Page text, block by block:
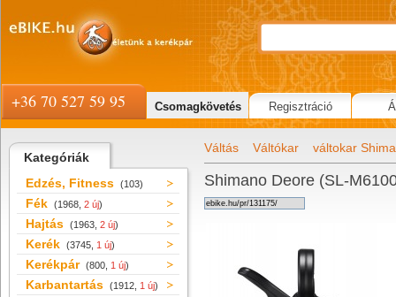
Kategóriák
Edzés, Fitness (103)
Fék (1968, 2 új)
Hajtás (1963, 2 új)
Kerék (3745, 1 új)
Kerékpár (800, 1 új)
Karbantartás (1912, 1 új)
Váltás Váltókar váltokar
Shimano Deore (SL-
+36 70 527 59 95 Csomagkövetés Regisztráció